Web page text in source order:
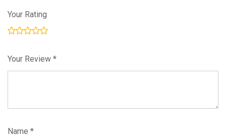
Your Rating
Your Review *
Name *